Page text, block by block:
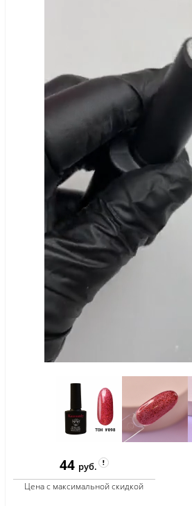
44 руб.
Цена с максимальной скидкой